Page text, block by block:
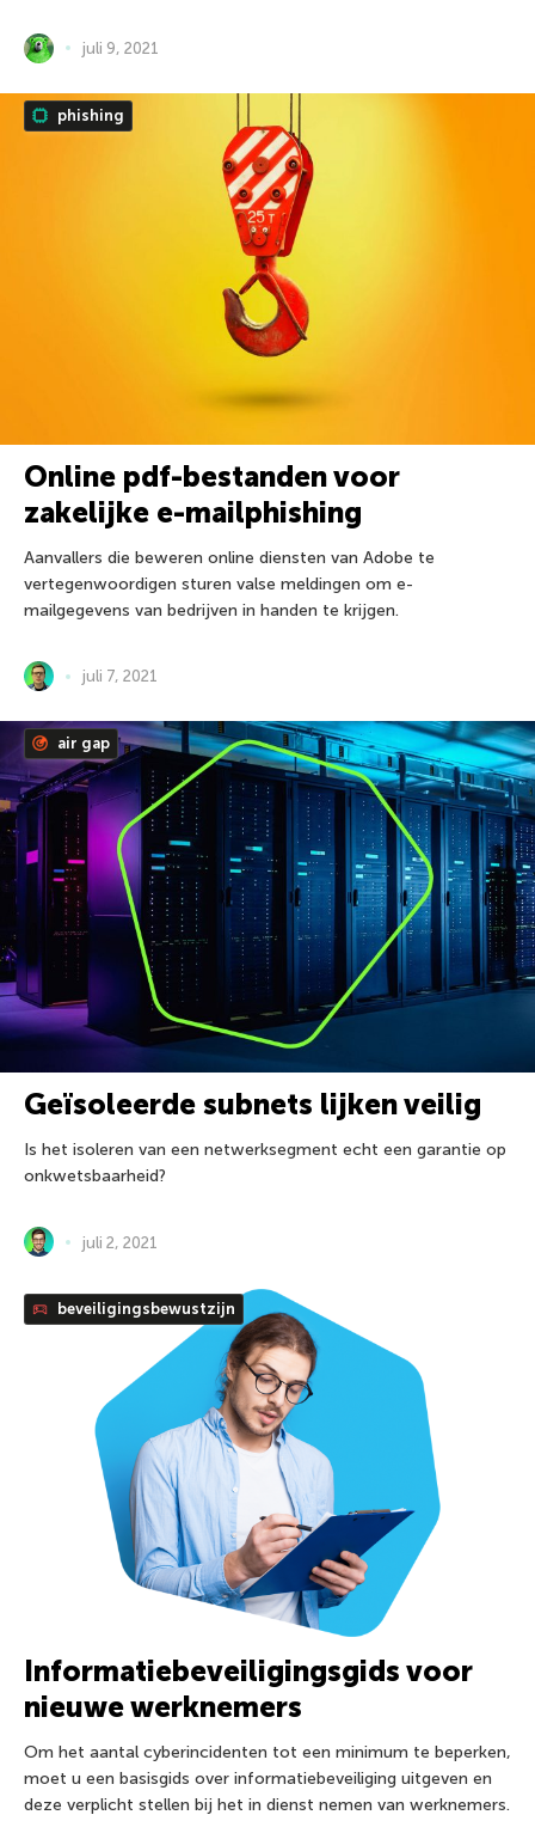
juli 9, 2021
phishing
Online pdf-bestanden voor
zakelijke e-mailphishing
Aanvallers die beweren online diensten van Adobe te
vertegenwoordigen sturen valse meldingen om e-
mailgegevens van bedrijven in handen te krijgen.
juli 7, 2021
air gap
Geïsoleerde subnets lijken veilig
Is het isoleren van een netwerksegment echt een garantie op
onkwetsbaarheid?
juli 2, 2021
beveiligingsbewustzijn
Informatiebeveiligingsgids voor
nieuwe werknemers
Om het aantal cyberincidenten tot een minimum te beperken,
moet u een basisgids over informatiebeveiliging uitgeven en
deze verplicht stellen bij het in dienst nemen van werknemers.